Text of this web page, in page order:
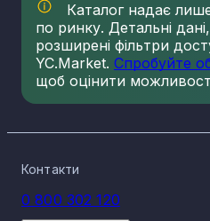
Каталог надає
по ринку. Детальні
розширені фільтри
YC.Market. Спробуйте
щоб оцінити
Контакти
0 800 302 120